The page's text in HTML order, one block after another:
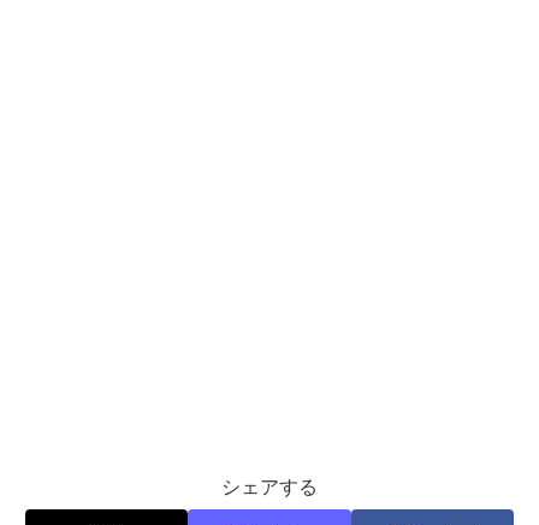
シェアする